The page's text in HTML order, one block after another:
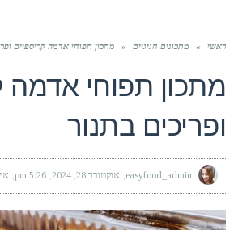
ראשי » מתכונים חגיגיים » מתכון תפוחי אדמה קריספיים
מתכון תפוחי אדמה
ופריכים בתנור
easyfood_admin אוקטובר 28, 2024 5:26 pm